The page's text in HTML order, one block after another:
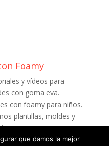
Foamy
y vídeos para
con goma eva.
con foamy para niños.
plantillas, moldes y
que damos la mejor